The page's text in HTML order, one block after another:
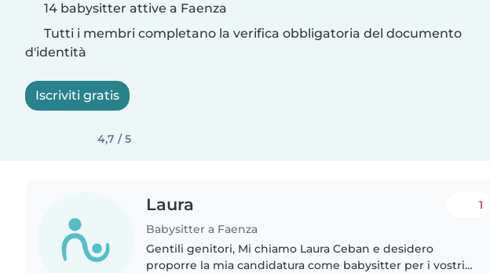
14 babysitter attive a Faenza
Tutti i membri completano la verifica obbligatoria del documento
d'identità
Iscriviti gratis
4,7 / 5
Laura
Babysitter a Faenza
1
Gentili genitori, Mi chiamo Laura Ceban e desidero
proporre la mia candidatura come babysitter per i vostri